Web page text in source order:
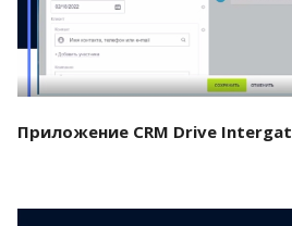
Приложение CRM Drive